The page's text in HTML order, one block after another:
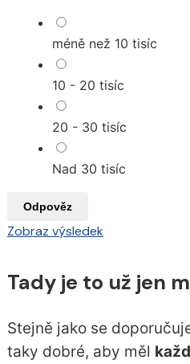
méně než 10 tisíc
10 - 20 tisíc
20 - 30 tisíc
Nad 30 tisíc
Odpověz
Zobraz výsledek
Tady je to už jen
Stejně jako se
taky dobré, aby měl